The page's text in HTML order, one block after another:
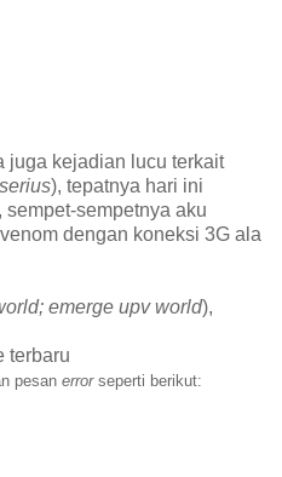
juga kejadian lucu terkait
), tepatnya hari ini
sempetnya aku
dengan koneksi 3G ala
emerge upv world),
terbaru
pesan error seperti berikut: